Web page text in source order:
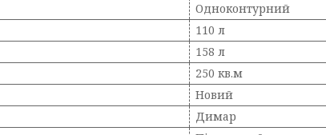
Одноконтурний
110 л
158 л
250 кв.м
Новий
Димар